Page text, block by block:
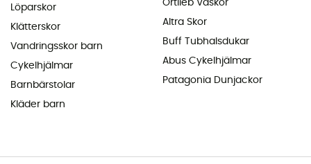
Löparskor
Klätterskor
Vandringsskor barn
Cykelhjälmar
Barnbärstolar
Kläder barn
Ortlieb Väskor
Altra Skor
Buff Tubhalsdukar
Abus Cykelhjälmar
Patagonia Dunjackor